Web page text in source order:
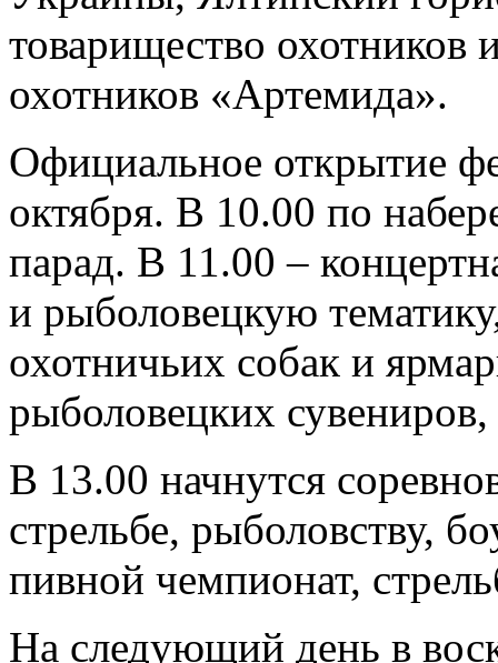
товарищество охотников
охотников «Артемида».
Официальное открытие
октября. В 10.00 по
парад. В 11.00 –
и рыболовецкую
охотничьих собак и
рыболовецких
В 13.00 начнутся
стрельбе, рыболовству,
пивной чемпионат,
На следующий день в